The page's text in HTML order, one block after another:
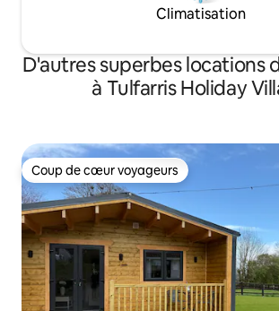
Climatisation
D'autres superbes locations
à Tulfarris Holiday
Coup de cœur voyageurs
Coup de cœur voyageurs